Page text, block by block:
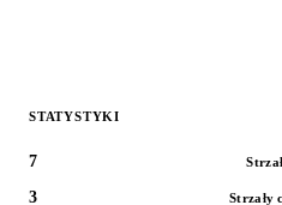
STATYSTYKI
7
3
Strzały